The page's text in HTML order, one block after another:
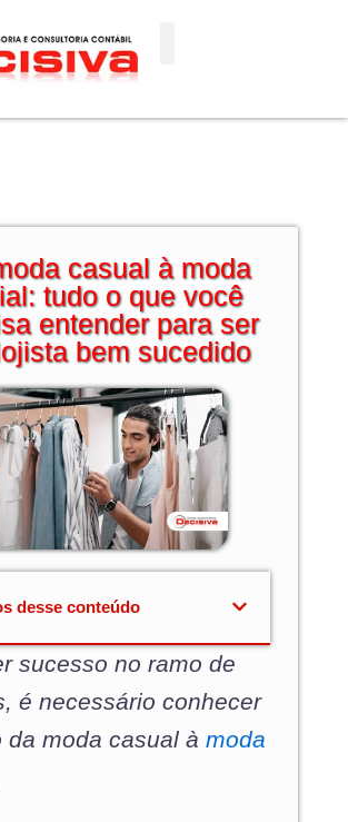
casual à moda
tudo o que você
entender para ser
bem sucedido
desse conteúdo
sucesso no ramo de
é necessário conhecer
da moda casual à moda